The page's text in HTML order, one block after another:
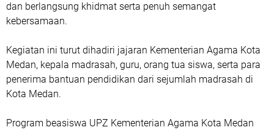
dan berlangsung khidmat serta penuh semangat
kebersamaan.
Kegiatan ini turut dihadiri jajaran Kementerian Agama Kota
Medan, kepala madrasah, guru, orang tua siswa, serta para
penerima bantuan pendidikan dari sejumlah madrasah di
Kota Medan.
Program beasiswa UPZ Kementerian Agama Kota Medan